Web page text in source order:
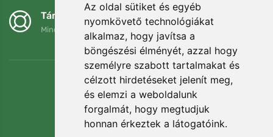
Az oldal sütiket és egyéb
nyomkövető technológiákat
alkalmaz, hogy javítsa a
böngészési élményét, azzal hogy
személyre szabott tartalmakat és
célzott hirdetéseket jelenít meg,
és elemzi a weboldalunk
forgalmát, hogy megtudjuk
honnan érkeztek a látogatóink.
Támogatjuk a Trees.org-ot
Minden megrendelésért ültetünk egy fát! Bővebben